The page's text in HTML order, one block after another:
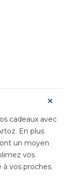
cadeaux avec
En plus
un moyen
vos
vos proches.